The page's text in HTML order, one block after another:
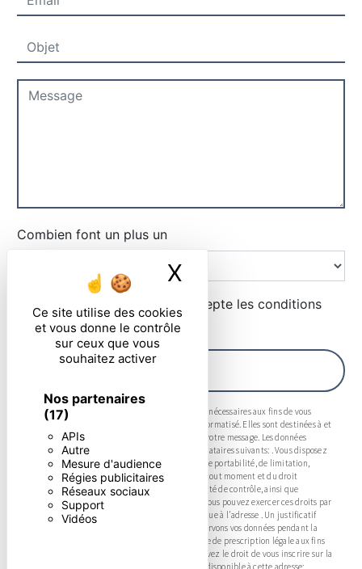
Ce site utilise des cookies
et vous donne le contrôle
sur ceux que vous
souhaitez activer
Nos partenaires
(17)
APIs
Autre
Mesure d'audience
Régies publicitaires
Réseaux sociaux
Support
Vidéos
X Masquer le
Combien font un plus un
En cochant cette case, j'accepte les conditions
particulières ci-dessous **
** Les données personnelles communiquées sont nécessaires aux fins de vous
contacter et sont enregistrées dans un fichier informatisé. Elles sont destinées à et
ses sous-traitants dans le seul but de répondre à votre message. Les données
collectées seront communiquées aux seuls destinataires suivants: . Vous disposez
de droits d’accès, de rectification, d’effacement, de portabilité, de limitation,
d’opposition, de retrait de votre consentement à tout moment et du droit
d’introduire une réclamation auprès d’une autorité de contrôle, ainsi que
d’organiser le sort de vos données post-mortem. Vous pouvez exercer ces droits par
voie postale à l'adresse ou par courrier électronique à l'adresse . Un justificatif
d'identité pourra vous être demandé. Nous conservons vos données pendant la
période de prise de contact puis pendant la durée de prescription légale aux fins
probatoires et de gestion des contentieux. Vous avez le droit de vous inscrire sur la